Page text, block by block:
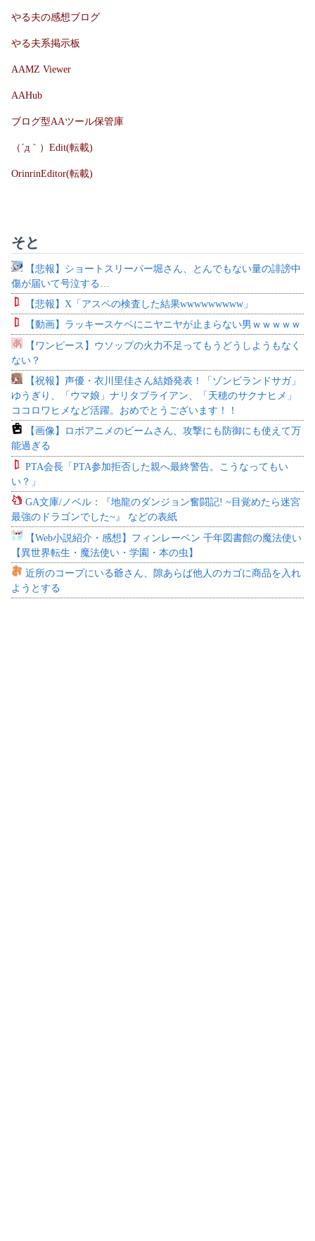
やる夫の感想ブログ
やる夫系掲示板
AAMZ Viewer
AAHub
ブログ型AAツール保管庫
（´д｀）Edit(転載)
OrinrinEditor(転載)
そと
【悲報】ショートスリーパー堀さん、とんでもない量の誹謗中
傷が届いて号泣する…
【悲報】X「アスペの検査した結果wwwwwwwww」
【動画】ラッキースケベにニヤニヤが止まらない男ｗｗｗｗｗ
【ワンピース】ウソップの火力不足ってもうどうしようもなく
ない？
【祝報】声優・衣川里佳さん結婚発表！「ゾンビランドサガ」
ゆうぎり、「ウマ娘」ナリタブライアン、「天穂のサクナヒメ」
ココロワヒメなど活躍。おめでとうございます！！
【画像】ロボアニメのビームさん、攻撃にも防御にも使えて万
能過ぎる
PTA会長「PTA参加拒否した親へ最終警告。こうなってもい
い？」
GA文庫/ノベル：『地龍のダンジョン奮闘記! ~目覚めたら迷宮
最強のドラゴンでした~』 などの表紙
【Web小説紹介・感想】フィンレーベン 千年図書館の魔法使い
【異世界転生・魔法使い・学園・本の虫】
近所のコープにいる爺さん、隙あらば他人のカゴに商品を入れ
ようとする